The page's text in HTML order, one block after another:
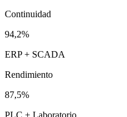
Continuidad
94,2%
ERP + SCADA
Rendimiento
87,5%
PLC + Laboratorio